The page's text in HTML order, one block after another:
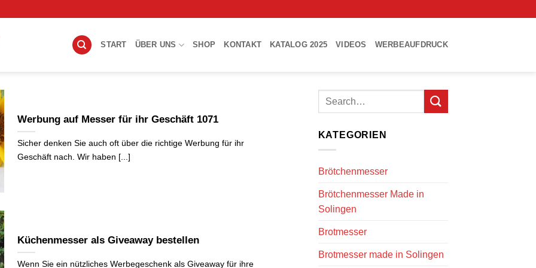
START ÜBER UNS SHOP KONTAKT KATALOG 2025 VIDEOS WERBEAUFDRUCK
Werbung auf Messer für ihr Geschäft 1071
Sicher denken Sie auch oft über die richtige Werbung für ihr
Geschäft nach. Wir haben [...]
Küchenmesser als Giveaway bestellen
Wenn Sie ein nützliches Werbegeschenk als Giveaway für ihre
KATEGORIEN
Brötchenmesser
Brötchenmesser Made in
Solingen
Brotmesser
Brotmesser made in Solingen